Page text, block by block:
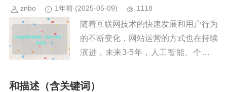
znbo 1年前 (2025-05-09) 1118
随着互联网技术的快速发展和用户行为
的不断变化，网站运营的方式也在持续
演进，未来3-5年，人工智能、个性化
体验、数据驱动决策等趋势将进一步影
响网站运营策略，本文将探讨未来几年
和描述（含关键词）